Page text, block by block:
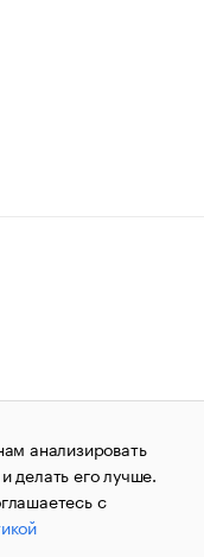
авторских прав
Сообщения
«РБК»
по надзору в сфере
за номером ИА
«РБК». Отдельные
анализировать
делать его лучше.
с